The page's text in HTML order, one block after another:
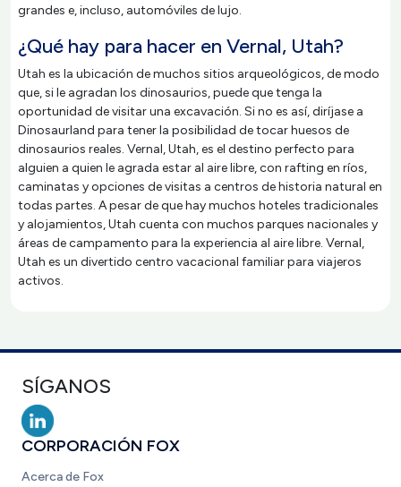
grandes e, incluso, automóviles de lujo.
¿Qué hay para hacer en Vernal, Utah?
Utah es la ubicación de muchos sitios arqueológicos, de modo
que, si le agradan los dinosaurios, puede que tenga la
oportunidad de visitar una excavación. Si no es así, diríjase a
Dinosaurland para tener la posibilidad de tocar huesos de
dinosaurios reales. Vernal, Utah, es el destino perfecto para
alguien a quien le agrada estar al aire libre, con rafting en ríos,
caminatas y opciones de visitas a centros de historia natural en
todas partes. A pesar de que hay muchos hoteles tradicionales
y alojamientos, Utah cuenta con muchos parques nacionales y
áreas de campamento para la experiencia al aire libre. Vernal,
Utah es un divertido centro vacacional familiar para viajeros
activos.
SÍGANOS
CORPORACIÓN FOX
Acerca de Fox